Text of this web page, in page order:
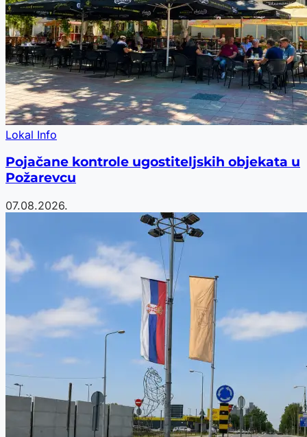
Lokal Info
Pojačane kontrole ugostiteljskih objekata u
Požarevcu
07.08.2026.